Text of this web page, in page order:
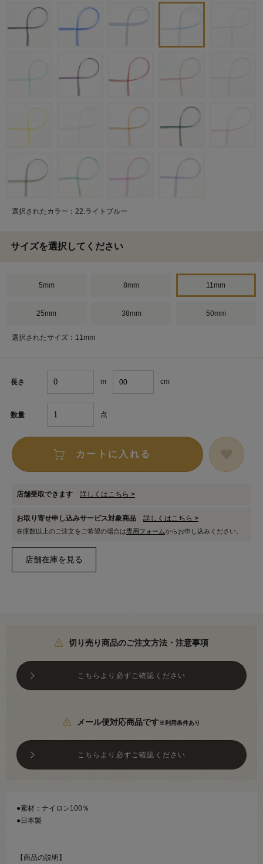
選択されたカラー：22.ライトブルー
サイズを選択してください
5mm 8mm 11mm
25mm 38mm 50mm
選択されたサイズ：11mm
長さ m cm
数量 点
カートに入れる
店舗受取できます 詳しくはこちら >
お取り寄せ申し込みサービス対象商品 詳しくはこちら >
在庫数以上のご注文をご希望の場合は専用フォームからお申し込みください。
切り売り商品のご注文方法・注意事項
こちらより必ずご確認ください
メール便対応商品です※利用条件あり
こちらより必ずご確認ください
●素材：ナイロン100％
●日本製
【商品の説明】